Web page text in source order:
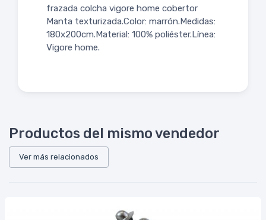
frazada colcha vigore home cobertor
Manta texturizada.Color: marrón.Medidas:
180x200cm.Material: 100% poliéster.Línea:
Vigore home.
Productos del mismo vendedor
Ver más relacionados